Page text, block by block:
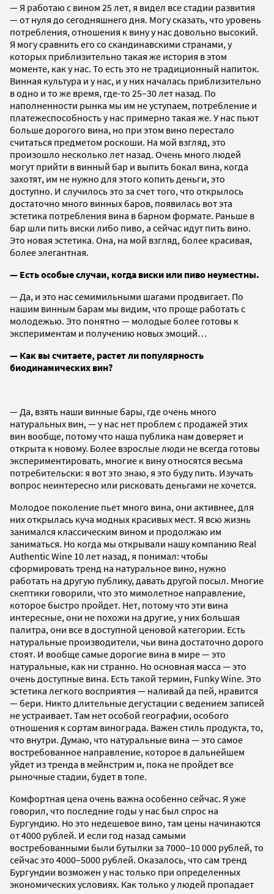
— Я работаю с вином 25 лет, я видел все стадии развития
— от нуля до сегодняшнего дня. Могу сказать, что уровень
потребления, отношения к вину у нас довольно высокий.
Я могу сравнить его со скандинавскими странами, у
которых приблизительно такая же история в этом
моменте, как у нас. То есть это не традиционный напиток.
Винная культура и у нас, и у них началась приблизительно
в одно и то же время, где-то 25–30 лет назад. По
наполненности рынка мы им не уступаем, потребление и
платежеспособность у нас примерно такая же. У нас пьют
больше дорогого вина, но при этом вино перестало
считаться предметом роскоши. На мой взгляд, это
произошло несколько лет назад. Очень много людей
могут прийти в винный бар и выпить бокал вина, когда
захотят, им не нужно для этого копить деньги, это
доступно. И случилось это за счет того, что открылось
достаточно много винных баров, появилась вот эта
эстетика потребления вина в барном формате. Раньше в
бар шли пить виски либо пиво, а сейчас идут пить вино.
Это новая эстетика. Она, на мой взгляд, более красивая,
более элегантная.
— Есть особые случаи, когда виски или пиво неуместны.
— Да, и это нас семимильными шагами продвигает. По
нашим винным барам мы видим, что проще работать с
молодежью. Это понятно — молодые более готовы к
экспериментам и получению новых эмоций…
— Как вы считаете, растет ли популярность
биодинамических вин?
— Да, взять наши винные бары, где очень много
натуральных вин, — у нас нет проблем с продажей этих
вин вообще, потому что наша публика нам доверяет и
открыта к новому. Более взрослые люди не всегда готовы
экспериментировать, многие к вину относятся весьма
потребительски: я вот это знаю, я это буду пить. Изучать
вопрос неинтересно или рисковать деньгами не хочется.
Молодое поколение пьет много вина, они активнее, для
них открылась куча модных красивых мест. Я всю жизнь
занимался классическим вином и продолжаю им
заниматься. Но когда мы открывали нашу компанию Real
Authentic Wine 10 лет назад, я понимал: чтобы
сформировать тренд на натуральное вино, нужно
работать на другую публику, давать другой посыл. Многие
скептики говорили, что это мимолетное направление,
которое быстро пройдет. Нет, потому что эти вина
интересные, они не похожи на другие, у них большая
палитра, они все в доступной ценовой категории. Есть
натуральные производители, чьи вина достаточно дорого
стоят. И вообще самые дорогие вина в мире — это
натуральные, как ни странно. Но основная масса — это
очень доступные вина. Есть такой термин, Funky Wine. Это
эстетика легкого восприятия — наливай да пей, нравится
— бери. Никто длительные дегустации с ведением записей
не устраивает. Там нет особой географии, особого
отношения к сортам винограда. Важен стиль продукта, то,
что внутри. Думаю, что натуральные вина — это самое
востребованное направление, которое в дальнейшем
уйдет из тренда в мейнстрим и, пока не пройдет все
рыночные стадии, будет в топе.
Комфортная цена очень важна особенно сейчас. Я уже
говорил, что последние годы у нас был спрос на
Бургундию. Но это недешевое вино, там цены начинаются
от 4000 рублей. И если год назад самыми
востребованными были бутылки за 7000–10 000 рублей, то
сейчас это 4000–5000 рублей. Оказалось, что сам тренд
Бургундии возможен у нас только при определенных
экономических условиях. Как только у людей пропадает